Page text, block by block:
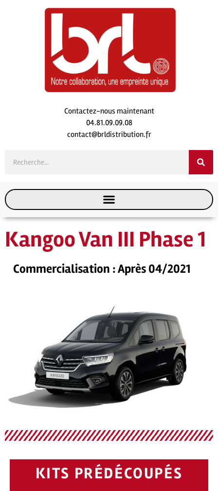
Contactez-nous maintenant
04.81.09.09.08
contact@brldistribution.fr
Kangoo Van III Phase 1
Commercialisation : Après 04/2021
KITS PRÉDÉCOUPÉS